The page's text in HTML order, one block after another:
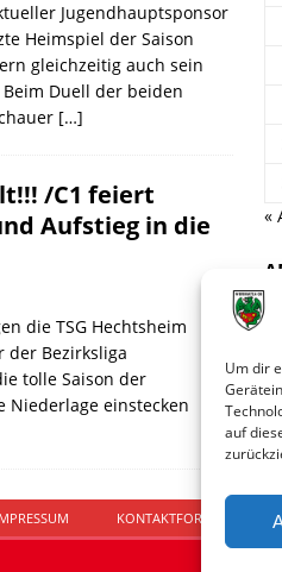
Um dir
auf
Jugendhauptsponsor
Heimspiel der Saison
gleichzeitig auch sein
Duell der beiden
[…]
/C1 feiert
Aufstieg in die
die TSG Hechtsheim
der Bezirksliga
tolle Saison der
Niederlage einstecken
«
KONTAKTFORMULAR